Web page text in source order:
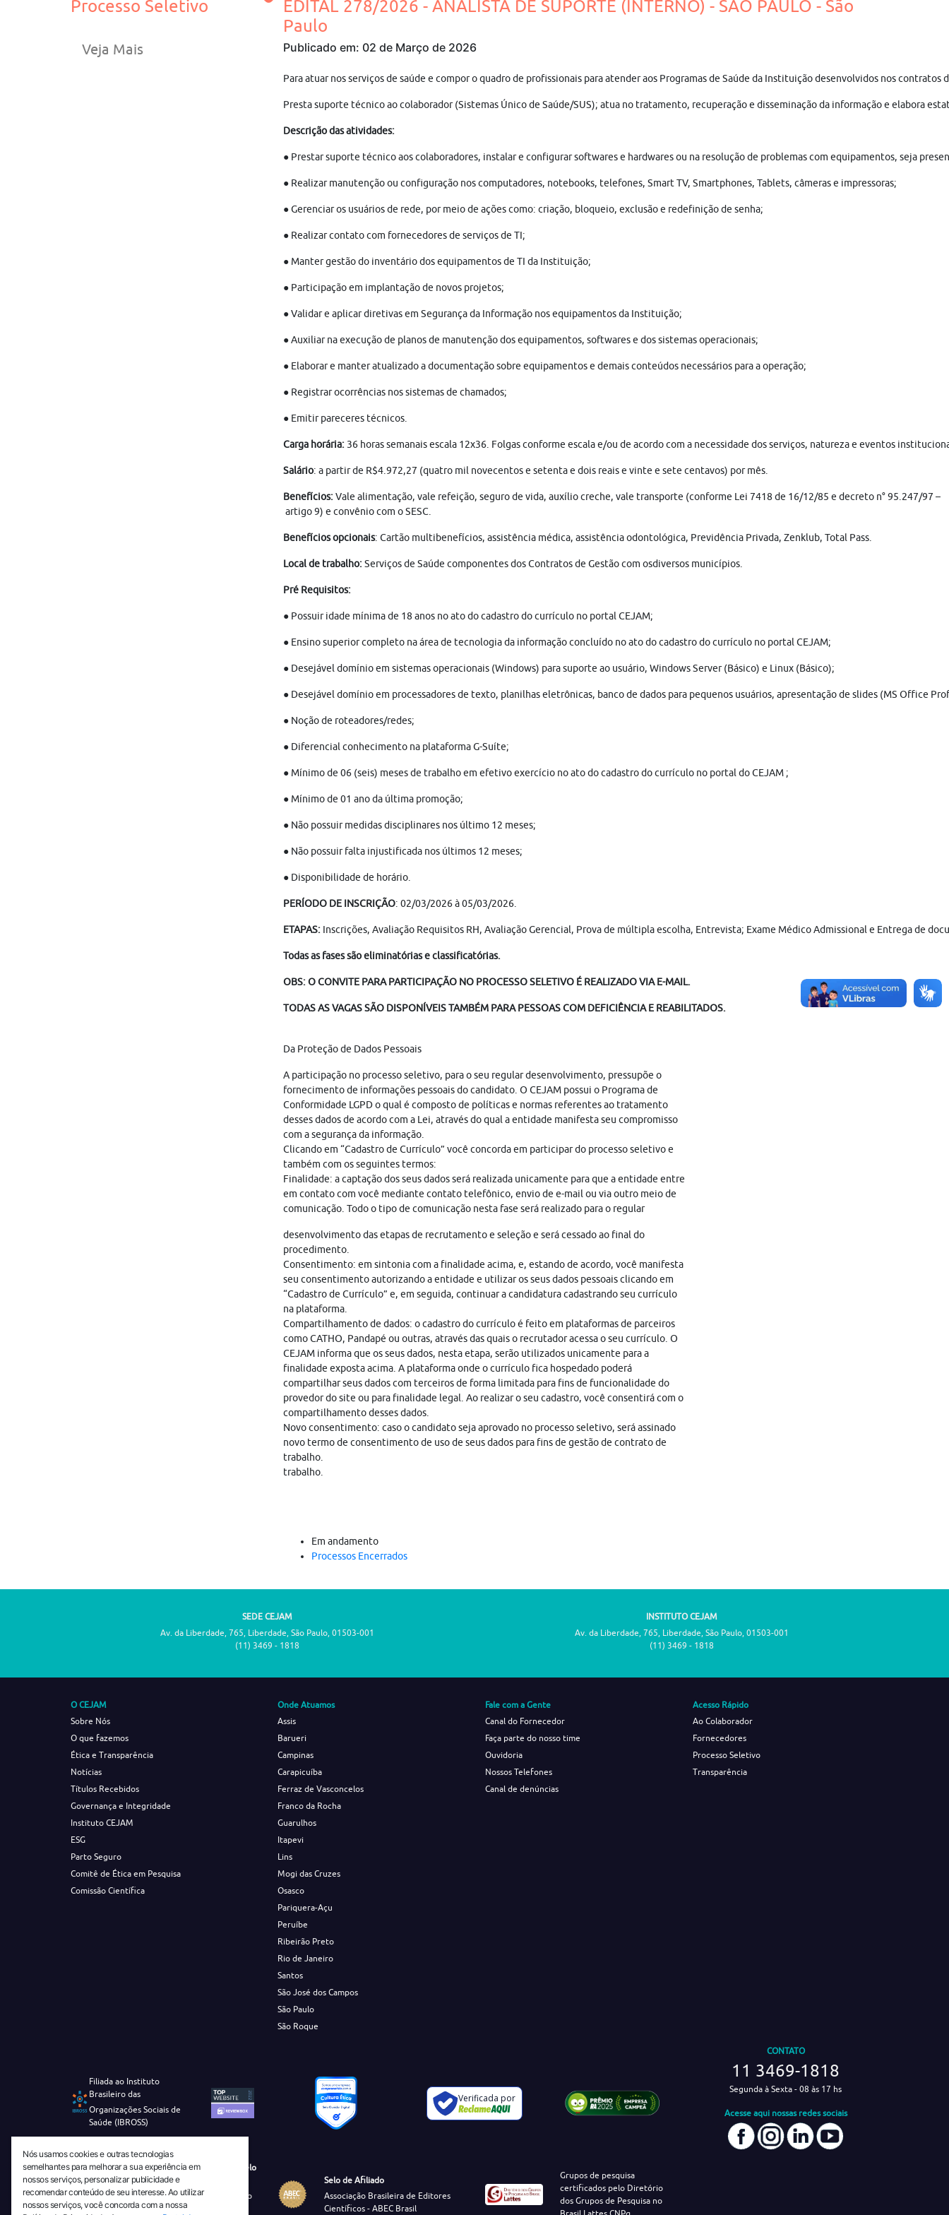
Processo Seletivo
Veja Mais
EDITAL 278/2026 - ANALISTA DE SUPORTE (INTERNO) - SÃO PAULO - São
Paulo
Publicado em: 02 de Março de 2026
Para atuar nos serviços de saúde e compor o quadro de profissionais para atender aos Programas de Saúde da Instituição desenvolvidos nos
Presta suporte técnico ao colaborador (Sistemas Único de Saúde/SUS); atua no tratamento, recuperação e disseminação da informação e elabora
Descrição das atividades:
● Prestar suporte técnico aos colaboradores, instalar e configurar softwares e hardwares ou na resolução de problemas com equipamentos, seja
● Realizar manutenção ou configuração nos computadores, notebooks, telefones, Smart TV, Smartphones, Tablets, câmeras e impressoras;
● Gerenciar os usuários de rede, por meio de ações como: criação, bloqueio, exclusão e redefinição de senha;
● Realizar contato com fornecedores de serviços de TI;
● Manter gestão do inventário dos equipamentos de TI da Instituição;
● Participação em implantação de novos projetos;
● Validar e aplicar diretivas em Segurança da Informação nos equipamentos da Instituição;
● Auxiliar na execução de planos de manutenção dos equipamentos, softwares e dos sistemas operacionais;
● Elaborar e manter atualizado a documentação sobre equipamentos e demais conteúdos necessários para a operação;
● Registrar ocorrências nos sistemas de chamados;
● Emitir pareceres técnicos.
Carga horária: 36 horas semanais escala 12x36. Folgas conforme escala e/ou de acordo com a necessidade dos serviços, natureza e eventos
Salário: a partir de R$4.972,27 (quatro mil novecentos e setenta e dois reais e vinte e sete centavos) por mês.
Benefícios:Vale alimentação, vale refeição, seguro de vida, auxílio creche, vale transporte (conforme Lei 7418 de 16/12/85 e decreto n° 95.247/97 –
artigo 9) e convênio com o SESC.
Benefícios opcionais: Cartão multibenefícios, assistência médica, assistência odontológica, Previdência Privada, Zenklub, Total Pass.
Local de trabalho:Serviços de Saúde componentes dos Contratos de Gestão com osdiversos municípios.
Pré Requisitos:
● Possuir idade mínima de 18 anos no ato do cadastro do currículo no portal CEJAM;
● Ensino superior completo na área de tecnologia da informação concluído no ato do cadastro do currículo no portal CEJAM;
● Desejável domínio em sistemas operacionais (Windows) para suporte ao usuário, Windows Server (Básico) e Linux (Básico);
● Desejável domínio em processadores de texto, planilhas eletrônicas, banco de dados para pequenos usuários, apresentação de slides (MS Office
● Noção de roteadores/redes;
● Diferencial conhecimento na plataforma G-Suíte;
● Mínimo de 06 (seis) meses de trabalho em efetivo exercício no ato do cadastro do currículo no portal do CEJAM ;
● Mínimo de 01 ano da última promoção;
● Não possuir medidas disciplinares nos último 12 meses;
● Não possuir falta injustificada nos últimos 12 meses;
● Disponibilidade de horário.
PERÍODO DE INSCRIÇÃO: 02/03/2026 à 05/03/2026.
ETAPAS: Inscrições, Avaliação Requisitos RH, Avaliação Gerencial, Prova de múltipla escolha, Entrevista; Exame Médico Admissional e Entrega de
Todas as fases são eliminatórias e classificatórias.
OBS: O CONVITE PARA PARTICIPAÇÃO NO PROCESSO SELETIVO É REALIZADO VIA E-MAIL.
TODAS AS VAGAS SÃO DISPONÍVEIS TAMBÉM PARA PESSOAS COM DEFICIÊNCIA E REABILITADOS.
Da Proteção de Dados Pessoais
A participação no processo seletivo, para o seu regular desenvolvimento, pressupõe o
fornecimento de informações pessoais do candidato. O CEJAM possui o Programa de
Conformidade LGPD o qual é composto de políticas e normas referentes ao tratamento
desses dados de acordo com a Lei, através do qual a entidade manifesta seu compromisso
com a segurança da informação.
Clicando em “Cadastro de Currículo” você concorda em participar do processo seletivo e
também com os seguintes termos:
Finalidade: a captação dos seus dados será realizada unicamente para que a entidade entre
em contato com você mediante contato telefônico, envio de e-mail ou via outro meio de
comunicação. Todo o tipo de comunicação nesta fase será realizado para o regular
desenvolvimento das etapas de recrutamento e seleção e será cessado ao final do
procedimento.
Consentimento: em sintonia com a finalidade acima, e, estando de acordo, você manifesta
seu consentimento autorizando a entidade e utilizar os seus dados pessoais clicando em
“Cadastro de Currículo” e, em seguida, continuar a candidatura cadastrando seu currículo
na plataforma.
Compartilhamento de dados: o cadastro do currículo é feito em plataformas de parceiros
como CATHO, Pandapé ou outras, através das quais o recrutador acessa o seu currículo. O
CEJAM informa que os seus dados, nesta etapa, serão utilizados unicamente para a
finalidade exposta acima. A plataforma onde o currículo fica hospedado poderá
compartilhar seus dados com terceiros de forma limitada para fins de funcionalidade do
provedor do site ou para finalidade legal. Ao realizar o seu cadastro, você consentirá com o
compartilhamento desses dados.
Novo consentimento: caso o candidato seja aprovado no processo seletivo, será assinado
novo termo de consentimento de uso de seus dados para fins de gestão de contrato de
trabalho.
trabalho.
Em andamento
Processos Encerrados
SEDE CEJAM
Av. da Liberdade, 765, Liberdade, São Paulo, 01503-001
(11) 3469 - 1818
INSTITUTO CEJAM
Av. da Liberdade, 765, Liberdade, São Paulo, 01503-001
(11) 3469 - 1818
O CEJAM
Sobre Nós
O que fazemos
Ética e Transparência
Notícias
Títulos Recebidos
Governança e Integridade
Instituto CEJAM
ESG
Parto Seguro
Comitê de Ética em Pesquisa
Comissão Científica
Onde Atuamos
Assis
Barueri
Campinas
Carapicuíba
Ferraz de Vasconcelos
Franco da Rocha
Guarulhos
Itapevi
Lins
Mogi das Cruzes
Osasco
Pariquera-Açu
Peruíbe
Ribeirão Preto
Rio de Janeiro
Santos
São José dos Campos
São Paulo
São Roque
Fale com a Gente
Canal do Fornecedor
Faça parte do nosso time
Ouvidoria
Nossos Telefones
Canal de denúncias
Acesso Rápido
Ao Colaborador
Fornecedores
Processo Seletivo
Transparência
Filiada ao Instituto
Brasileiro das
Organizações Sociais de
Saúde (IBROSS)
Verificada por
CONTATO
11 3469-1818
Segunda à Sexta - 08 às 17 hs
Acesse aqui nossas redes sociais
Revista Tecnico-Cientifica CEJAM Selo
Diamante de Ciência Aberta
Diretório Migulim Instituto Brasileiro
de Informação em Ciência e
Selo de Afiliado
Associação Brasileira de Editores
Científicos - ABEC Brasil
Grupos de pesquisa
certificados pelo Diretório
dos Grupos de Pesquisa no
Nós usamos cookies e outras tecnologias
semelhantes para melhorar a sua experiência em
nossos serviços, personalizar publicidade e
recomendar conteúdo de seu interesse. Ao utilizar
nossos serviços, você concorda com a nossa